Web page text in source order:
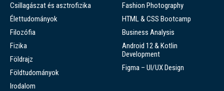
Csillagászat és asztrofizika
Élettudományok
Filozófia
Fizika
Földrajz
Földtudományok
Irodalom
Fashion Photography
HTML & CSS Bootcamp
Business Analysis
Android 12 & Kotlin
Development
Figma – UI/UX Design